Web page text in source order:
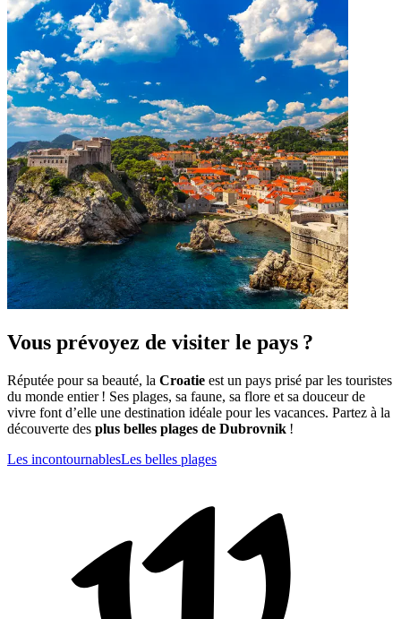
Vous prévoyez de visiter le pays ?
Réputée pour sa beauté, la Croatie est un pays prisé par les touristes
du monde entier ! Ses plages, sa faune, sa flore et sa douceur de
vivre font d’elle une destination idéale pour les vacances. Partez à la
découverte des plus belles plages de Dubrovnik !
Les incontournablesLes belles plages